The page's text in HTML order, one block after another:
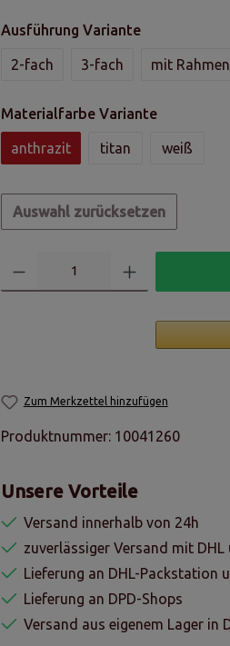
Ausführung Variante
2-fach 3-fach mit Rahmen
Materialfarbe Variante
anthrazit titan weiß
Auswahl zurücksetzen
Zum Merkzettel hinzufügen
Produktnummer: 10041260
Unsere Vorteile
Versand innerhalb von 24h
zuverlässiger Versand mit DHL
Lieferung an DHL-Packstation
Lieferung an DPD-Shops
Versand aus eigenem Lager in